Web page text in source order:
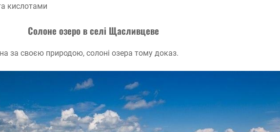
кислотами
Солоне озеро в селі Щасливцеве
за своєю природою, солоні озера тому доказ.